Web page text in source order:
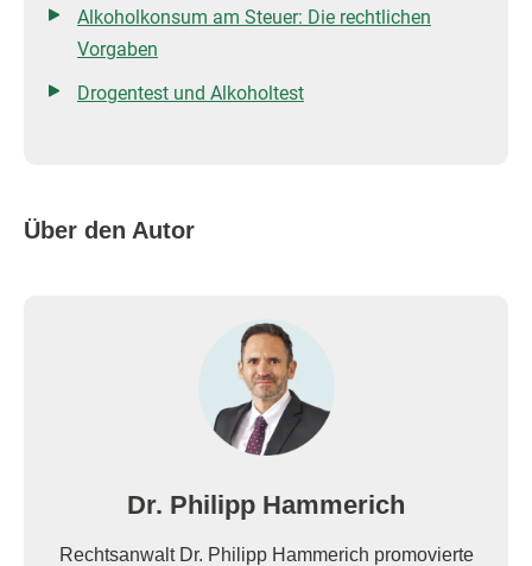
Alkoholkonsum am Steuer: Die rechtlichen
Vorgaben
Drogentest und Alkoholtest
Über den Autor
Dr. Philipp Hammerich
Rechtsanwalt Dr. Philipp Hammerich promovierte